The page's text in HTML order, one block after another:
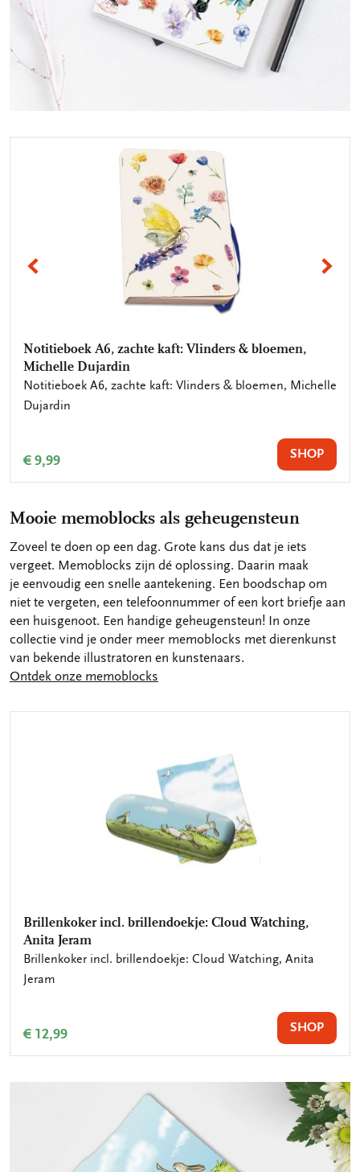
VORIGE
Notitieboek A6, zachte kaft: Vlinders & bloemen,
Michelle Dujardin
Notitieboek A6, zachte kaft: Vlinders & bloemen, Michelle
Dujardin
€ 9,99 SHOP
Notitieboek A6, zachte kaft: Boterbloempje,
Angelique Weijers
Notitieboek A6, zachte kaft: Boterbloempje, Angelique
Weijers
€ 9,99 SHOP
Mooie memoblocks als geheugensteun
Zoveel te doen op een dag. Grote kans dus dat je iets
vergeet. Memoblocks zijn dé oplossing. Daarin maak
je eenvoudig een snelle aantekening. Een boodschap om
niet te vergeten, een telefoonnummer of een kort briefje aan
een huisgenoot. Een handige geheugensteun! In onze
collectie vind je onder meer memoblocks met dierenkunst
van bekende illustratoren en kunstenaars.
Ontdek onze memoblocks
Brillenkoker incl. brillendoekje: Cloud Watching,
Anita Jeram
Brillenkoker incl. brillendoekje: Cloud Watching, Anita
Jeram
€ 12,99 SHOP